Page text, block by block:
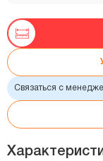
Связаться с